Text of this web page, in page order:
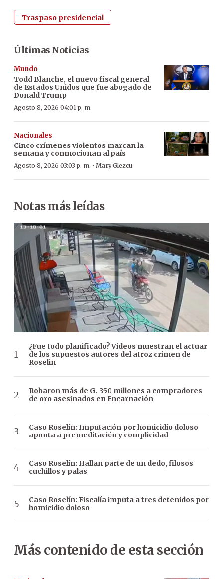
Traspaso presidencial
Últimas Noticias
Mundo
Todd Blanche, el nuevo fiscal general
de Estados Unidos que fue abogado de
Donald Trump
Agosto 8, 2026 04:01 p. m.
Nacionales
Cinco crímenes violentos marcan la
semana y conmocionan al país
Agosto 8, 2026 03:03 p. m. · Mary Glezcu
Notas más leídas
¿Fue todo planificado? Videos muestran el actuar
de los supuestos autores del atroz crimen de
Roselin
Robaron más de G. 350 millones a compradores
de oro asesinados en Encarnación
Caso Roselín: Imputación por homicidio doloso
apunta a premeditación y complicidad
Caso Roselín: Hallan parte de un dedo, filosos
cuchillos y palas
Caso Roselín: Fiscalía imputa a tres detenidos por
homicidio doloso
Más contenido de esta sección